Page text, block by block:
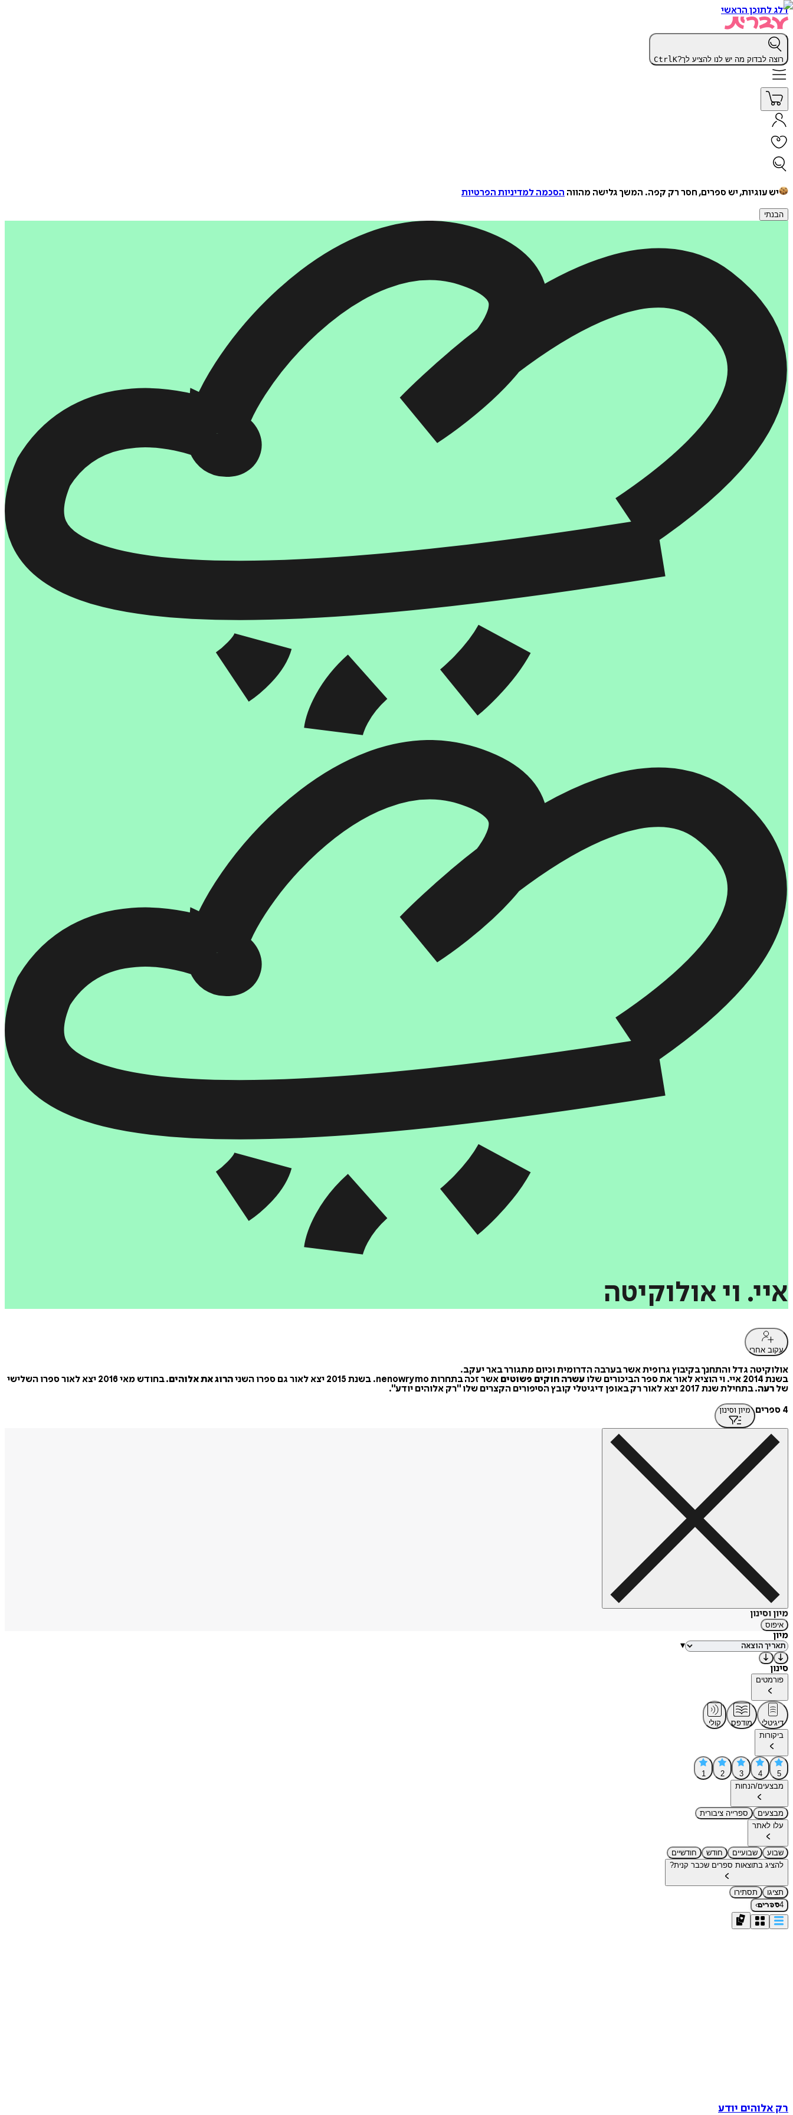
דלג לתוכן הראשי
רוצה לבדוק מה יש לנו להציע לך? CtrlK
יש עוגיות, יש ספרים, חסר רק קפה. המשך גלישה מהווה הסכמה למדיניות הפרטיות
הבנתי
איי. וי אולוקיטה
עקוב אחרי
אולוקיטה גדל והתחנך בקיבוץ גרופית אשר בערבה הדרומית וכיום מתגורר באר יעקב.
בשנת 2014 איי. וי הוציא לאור את ספר הביכורים שלו
עשרה חוקים פשוטים אשר זכה בתחרות nenowrymo. בשנת 2015 יצא לאור גם ספרו השני הרוג את אלוהים.
בחודש מאי 2016 יצא לאור ספרו השלישי
של רעה.בתחילת שנת 2017 יצא לאור רק באופן דיגיטלי קובץ הסיפורים הקצרים שלו "רק אלוהים יודע".
4 ספרים
מיון וסינון
מיון וסינון
איפוס
מיון
▾
סינון
פורמטים
דיגיטלי מודפס
קולי
ביקורות
5
4
3
2
1
מבצעים/הנחות
מבצעים
ספרייה ציבורית
עלו לאתר
שבוע שבועיים חודש
חודשיים
להציג בתוצאות ספרים שכבר קנית?
תציגו
תסתירו
4ספרים›
רק אלוהים יודע